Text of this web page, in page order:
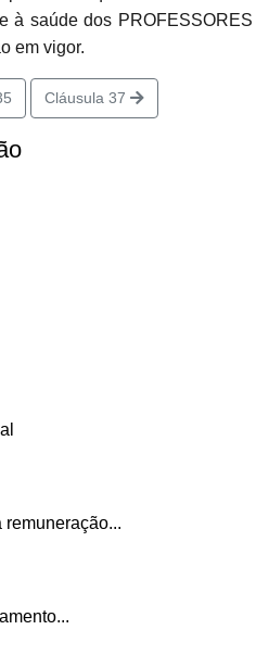
à saúde dos PROFESSORES
em vigor.
Cláusula 37